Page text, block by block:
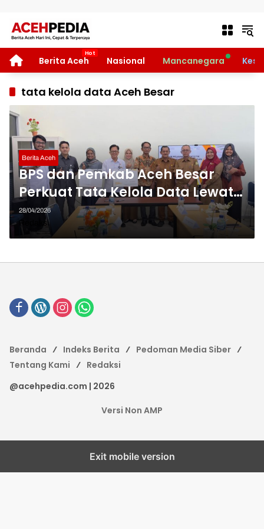
HOMEBerita Aceh Nasional Mancanegara
tata kelola data Aceh Besar
Berita Aceh
BPS dan Pemkab Aceh Besar
Perkuat Tata Kelola Data Lewat
FGD PST dan EPSS
28/04/2026
Redaksi
Beranda Indeks Berita
Pedoman Media Siber
Tentang Kami
Redaksi
@acehpedia.com | 2026
Versi Non AMP
Exit mobile version